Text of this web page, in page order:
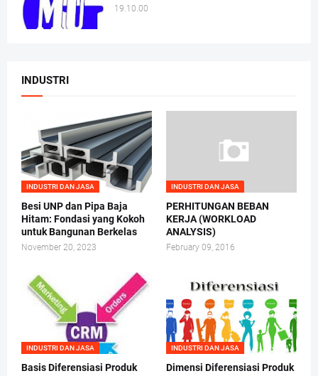
19.10.00
INDUSTRI
INDUSTRI DAN JASA
Besi UNP dan Pipa Baja
Hitam: Fondasi yang Kokoh
untuk Bangunan Berkelas
November 20, 2023
INDUSTRI DAN JASA
PERHITUNGAN BEBAN
KERJA (WORKLOAD
ANALYSIS)
February 09, 2016
INDUSTRI DAN JASA
Basis Diferensiasi Produk
INDUSTRI DAN JASA
Dimensi Diferensiasi Produk